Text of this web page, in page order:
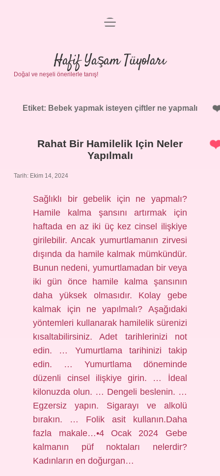
Anasayfa
Gizlilik Politikası
Yasal Uyarı
menüyü
Hafif Yaşam Tüyoları
Doğal ve neşeli önerilerle tanış!
Etiket: Bebek yapmak isteyen çiftler ne yapmalı
Rahat Bir Hamilelik Için Neler
Yapılmalı
Tarih: Ekim 14, 2024
Sağlıklı bir gebelik için ne yapmalı?
Hamile kalma şansını artırmak için
haftada en az iki üç kez cinsel ilişkiye
girilebilir. Ancak yumurtlamanın zirvesi
dışında da hamile kalmak mümkündür.
Bunun nedeni, yumurtlamadan bir veya
iki gün önce hamile kalma şansının
daha yüksek olmasıdır. Kolay gebe
kalmak için ne yapılmalı? Aşağıdaki
yöntemleri kullanarak hamilelik sürenizi
kısaltabilirsiniz. Adet tarihlerinizi not
edin. … Yumurtlama tarihinizi takip
edin. … Yumurtlama döneminde
düzenli cinsel ilişkiye girin. … İdeal
kilonuzda olun. … Dengeli beslenin. …
Egzersiz yapın. Sigarayı ve alkolü
bırakın. … Folik asit kullanın.Daha
fazla makale…•4 Ocak 2024 Gebe
kalmanın püf noktaları nelerdir?
Kadınların en doğurgan…